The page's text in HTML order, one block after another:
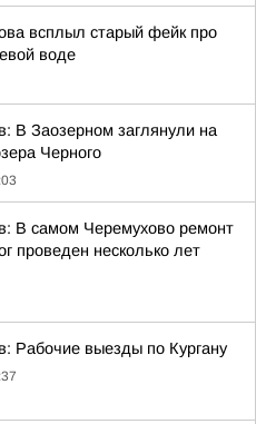
всплыл старый фейк про
воде
В Заозерном заглянули на
Черного
В самом Черемухово ремонт
проведен несколько лет
Рабочие выезды по Кургану